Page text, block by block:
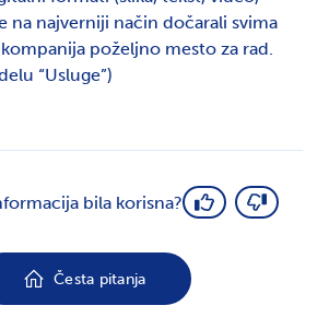
na najverniji način dočarali svima
kompanija poželjno mesto za rad.
“Usluge”)
bila korisna?
Česta pitanja